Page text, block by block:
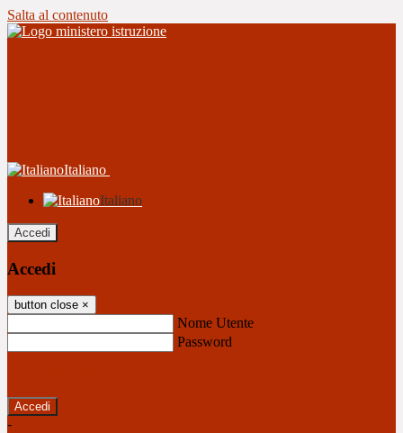
Salta al contenuto
Italiano
Italiano
Accedi
Accedi
button close ×
Nome Utente
Password
-